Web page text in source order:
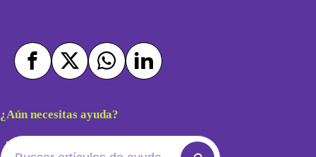
¿Aún necesitas ayuda?
Search